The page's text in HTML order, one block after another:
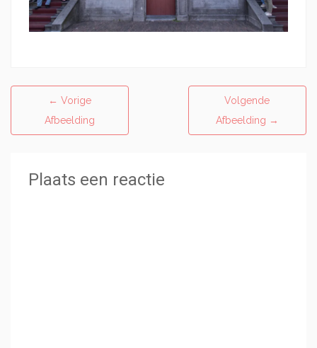
← Vorige
Afbeelding
Volgende
Afbeelding →
Plaats een reactie